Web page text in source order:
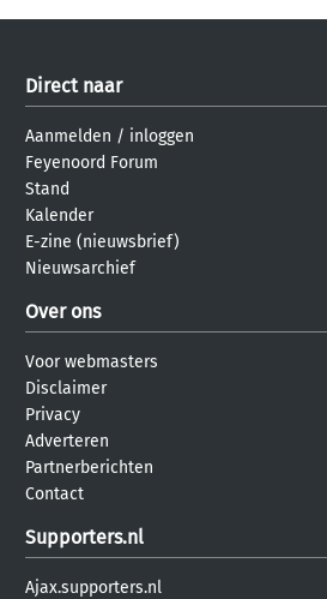
Direct naar
Aanmelden / inloggen
Feyenoord Forum
Stand
Kalender
E-zine (nieuwsbrief)
Nieuwsarchief
Over ons
Voor webmasters
Disclaimer
Privacy
Adverteren
Partnerberichten
Contact
Supporters.nl
Ajax.supporters.nl